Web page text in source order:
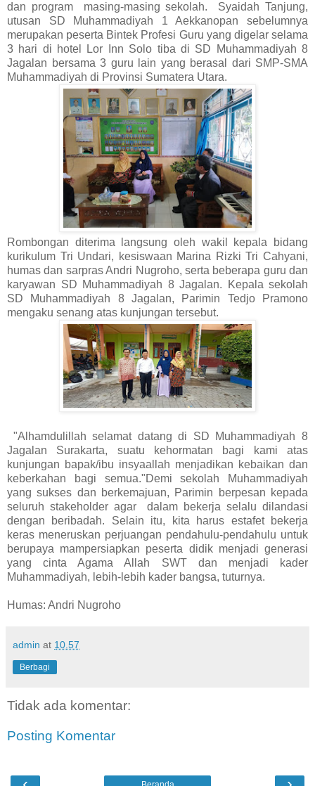
dan program masing-masing sekolah. Syaidah Tanjung,
utusan SD Muhammadiyah 1 Aekkanopan sebelumnya
merupakan peserta Bintek Profesi Guru yang digelar selama
3 hari di hotel Lor Inn Solo tiba di SD Muhammadiyah 8
Jagalan bersama 3 guru lain yang berasal dari SMP-SMA
Muhammadiyah di Provinsi Sumatera Utara.
Rombongan diterima langsung oleh wakil kepala bidang
kurikulum Tri Undari, kesiswaan Marina Rizki Tri Cahyani,
humas dan sarpras Andri Nugroho, serta beberapa guru dan
karyawan SD Muhammadiyah 8 Jagalan. Kepala sekolah
SD Muhammadiyah 8 Jagalan, Parimin Tedjo Pramono
mengaku senang atas kunjungan tersebut.
"Alhamdulillah selamat datang di SD Muhammadiyah 8
Jagalan Surakarta, suatu kehormatan bagi kami atas
kunjungan bapak/ibu insyaallah menjadikan kebaikan dan
keberkahan bagi semua."Demi sekolah Muhammadiyah
yang sukses dan berkemajuan, Parimin berpesan kepada
seluruh stakeholder agar dalam bekerja selalu dilandasi
dengan beribadah. Selain itu, kita harus estafet bekerja
keras meneruskan perjuangan pendahulu-pendahulu untuk
berupaya mampersiapkan peserta didik menjadi generasi
yang cinta Agama Allah SWT dan menjadi kader
Muhammadiyah, lebih-lebih kader bangsa, tuturnya.
Humas: Andri Nugroho
admin at 10.57
Berbagi
Tidak ada komentar:
Posting Komentar